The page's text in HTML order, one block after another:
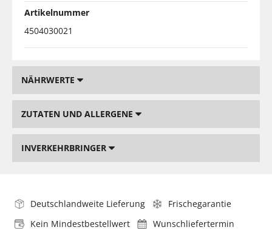
Artikelnummer
4504030021
NÄHRWERTE
ZUTATEN UND ALLERGENE
INVERKEHRBRINGER
Deutschlandweite Lieferung
Frischegarantie
Kein Mindestbestellwert
Wunschliefertermin